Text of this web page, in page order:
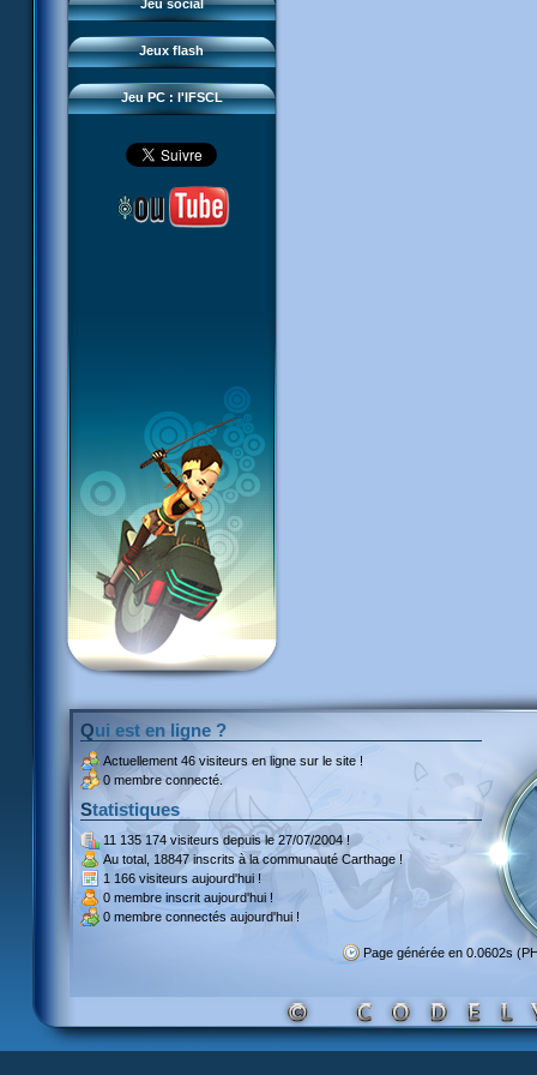
Jeu social
Jeux flash
Sector 2 Escape
Jeu PC : l'IFSCL
Téléchargements
Réseau IFSCL
Qui est en ligne ?
Actuellement 46 visiteurs en ligne sur le site !
0 membre connecté.
Statistiques
11 135 174 visiteursdepuis le 27/07/2004 !
Au total, 18847 inscritsà la communauté Carthage !
1 166 visiteurs aujourd'hui !
0 membre inscrit aujourd'hui !
0 membre connectés aujourd'hui !
Page générée en 0.0602s